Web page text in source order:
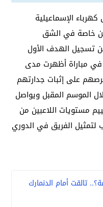
الإسماعيلية
خاصة في الشق
تسجيل الهدف الأول
في مباراة أظهرت مدى
على إثبات جدارتهم
الموسم المقبل ويواصل
مستويات اللاعبين من
لتمثيل الفريق في الدوري
تالقت أمام الدنمارك